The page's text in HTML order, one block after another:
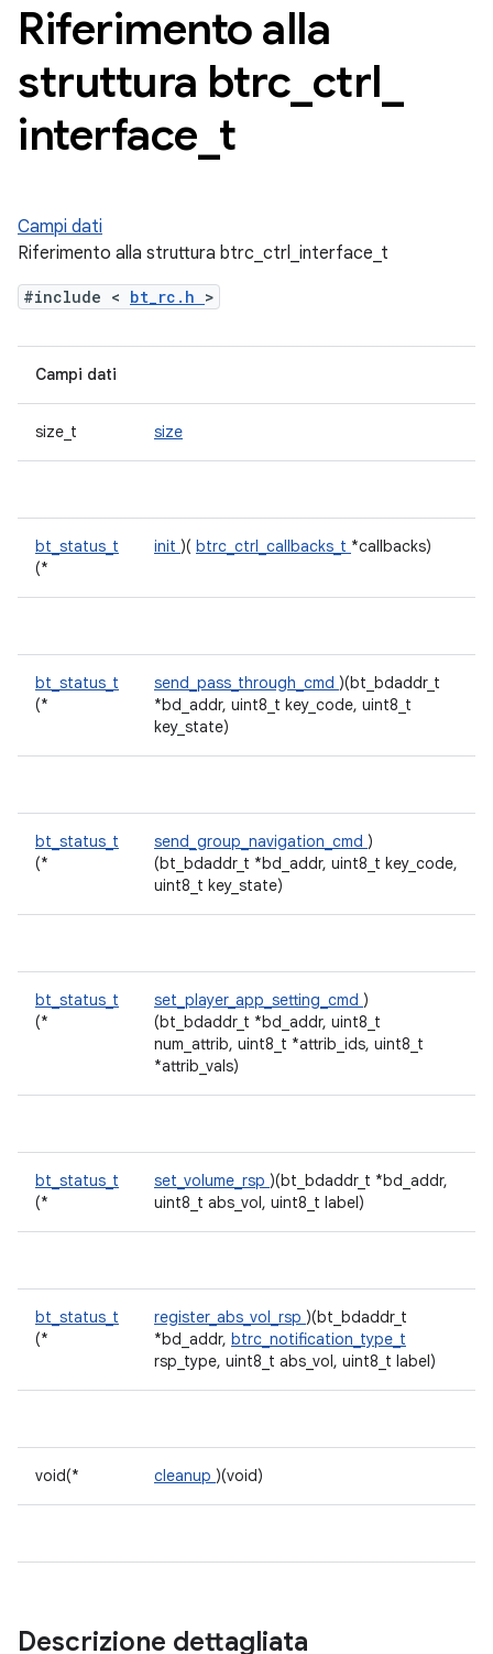
Riferimento alla
struttura btrc ctrl
interface t
Campi dati
Riferimento alla struttura btrc_ctrl_interface_t
#include < bt_rc.h >
Campi dati
size_t size
bt_status_t
(*
init )( btrc_ctrl_callbacks_t *callbacks)
bt_status_t
(*
send_pass_through_cmd )(bt_bdaddr_t
*bd_addr, uint8_t key_code, uint8_t
key_state)
bt_status_t
(*
send_group_navigation_cmd )
(bt_bdaddr_t *bd_addr, uint8_t key_code,
uint8_t key_state)
bt_status_t
(*
set_player_app_setting_cmd )
(bt_bdaddr_t *bd_addr, uint8_t
num_attrib, uint8_t *attrib_ids, uint8_t
*attrib_vals)
bt_status_t
(*
set_volume_rsp )(bt_bdaddr_t *bd_addr,
uint8_t abs_vol, uint8_t label)
bt_status_t
(*
register_abs_vol_rsp )(bt_bdaddr_t
*bd_addr, btrc_notification_type_t
rsp_type, uint8_t abs_vol, uint8_t label)
void(* cleanup )(void)
Descrizione dettagliata